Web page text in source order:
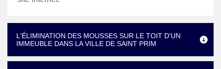
L'ÉLIMINATION DES MOUSSES SUR LE TOIT D'UN
IMMEUBLE DANS LA VILLE DE SAINT PRIM